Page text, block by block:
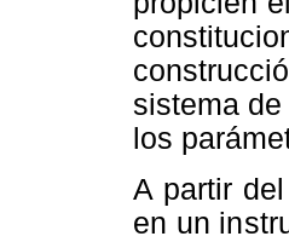
sistema
los
A partir
en un